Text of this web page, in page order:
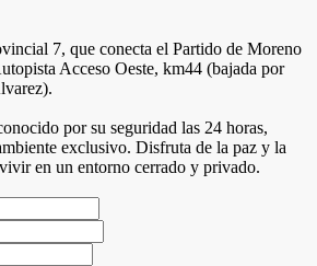
7, que conecta el Partido de Moreno
Acceso Oeste, km44 (bajada por
por su seguridad las 24 horas,
exclusivo. Disfruta de la paz y la
en un entorno cerrado y privado.